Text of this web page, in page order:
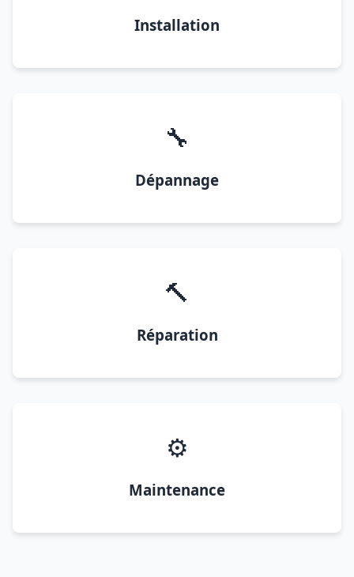
Installation
🔧
Dépannage
🔨
Réparation
⚙️
Maintenance